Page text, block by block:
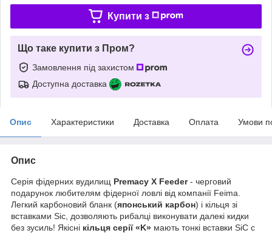
Купити з
Що таке купити з Пром?
Замовлення під захистом
Доступна доставка
Опис Характеристики Доставка Оплата Умови
Опис
Серія фідерних вудилищ Premacy X Feeder- черговий
подарунок любителям фідерної ловлі від компанії Feima.
Легкий карбоновий бланк (японський карбон) і кільця зі
вставками Sic, дозволяють рибалці виконувати далекі кидки
без зусиль! Якісні кільця серії «K» мають тонкі вставки SiC c